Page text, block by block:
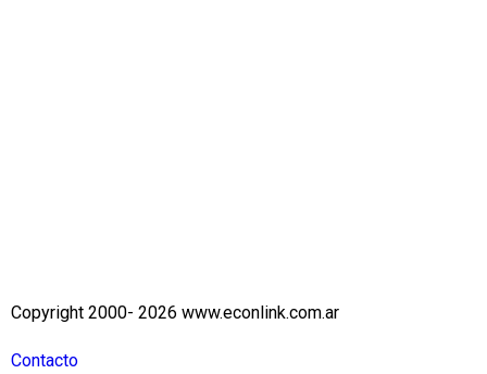
Copyright 2000- 2026 www.econlink.com.ar
Contacto